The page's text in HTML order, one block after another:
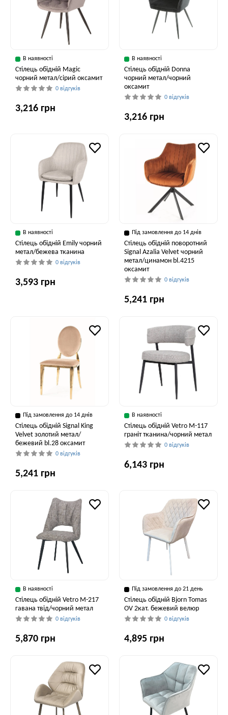
В наявності
Стілець обідній Magic
чорний метал/сірий оксамит
0 відгуків
3,216 грн
В наявності
Стілець обідній Donna
чорний метал/чорний
оксамит
0 відгуків
3,216 грн
В наявності
Стілець обідній Emily чорний
метал/бежева тканина
0 відгуків
3,593 грн
Під замовлення до 14 днів
Стілець обідній поворотний
Signal Azalia Velvet чорний
метал/цинамон bl.4215
оксамит
0 відгуків
5,241 грн
Під замовлення до 14 днів
Стілець обідній Signal King
Velvet золотий метал/
бежевий bl.28 оксамит
0 відгуків
5,241 грн
В наявності
Стілець обідній Vetro M-117
граніт тканина/чорний метал
0 відгуків
6,143 грн
В наявності
Стілець обідній Vetro M-217
гавана твід/чорний метал
0 відгуків
5,870 грн
Під замовлення до 21 день
Стілець обідній Bjorn Tomas
OV 2кат. бежевий велюр
0 відгуків
4,895 грн